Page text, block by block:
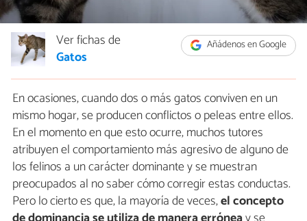
Añádenos en Google
Ver fichas de
Gatos
En ocasiones, cuando dos o más gatos conviven en un
mismo hogar, se producen conflictos o peleas entre ellos.
En el momento en que esto ocurre, muchos tutores
atribuyen el comportamiento más agresivo de alguno de
los felinos a un carácter dominante y se muestran
preocupados al no saber cómo corregir estas conductas.
Pero lo cierto es que, la mayoría de veces,el concepto